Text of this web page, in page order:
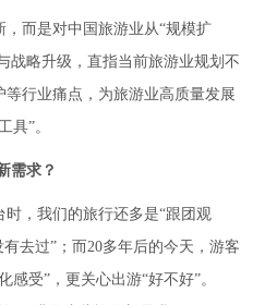
而是对中国旅游业从“规模扩
战略升级，直指当前旅游业规划不
行业痛点，为旅游业高质量发展
具”。
需求？
，我们的旅行还多是“跟团观
去过”；而20多年后的今天，游客
受”，更关心出游“好不好”。